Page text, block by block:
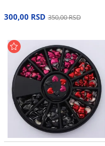
300,00 RSD 350,00 RSD